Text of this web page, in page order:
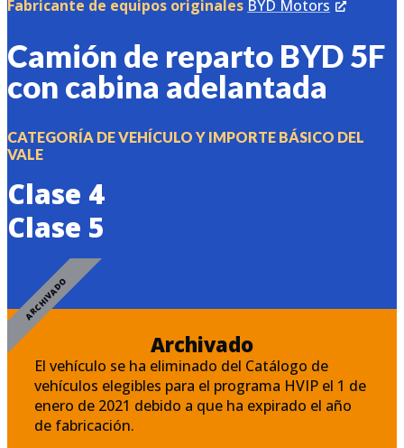
Fabricante de equipos originales BYD Motors
Camión de reparto BYD 5F
con cabina adelantada
CATEGORÍA DE VEHÍCULO Y IMPORTE BÁSICO DEL
VALE
Clase 4
Clase 5
ARCHIVADO
Archivado
El vehículo se ha eliminado del Catálogo de
vehículos elegibles para el programa HVIP el 1 de
enero de 2021 debido a que ha expirado el año
de fabricación.